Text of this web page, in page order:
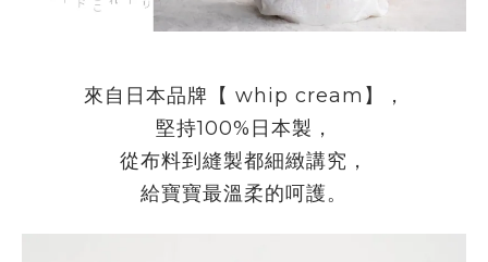
來自日本品牌【 whip cream 】，
堅持100% 日本製，
從布料到縫製都細緻講究，
給寶寶最溫柔的呵護。